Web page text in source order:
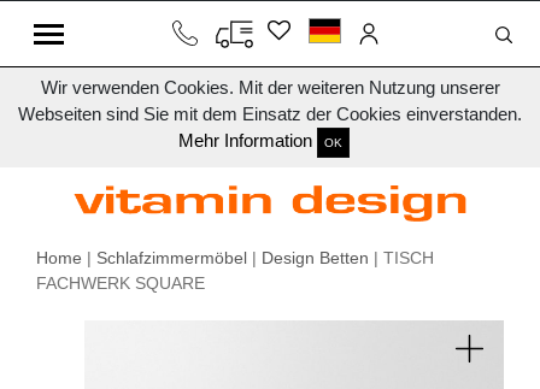
Wir verwenden Cookies. Mit der weiteren Nutzung unserer
Webseiten sind Sie mit dem Einsatz der Cookies einverstanden.
Mehr Information
OK
Home | Schlafzimmermöbel | Design Betten | TISCH
FACHWERK SQUARE